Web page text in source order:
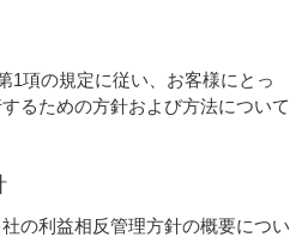
1項の規定に従い、お客様にとっ
るための方針および方法について
の利益相反管理方針の概要につい